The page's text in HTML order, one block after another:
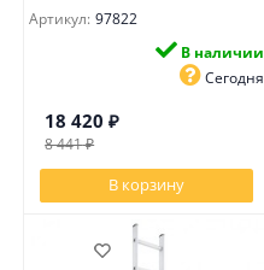
Артикул: 97822
В наличии
Сегодня
18 420 ₽
8 441₽
В корзину